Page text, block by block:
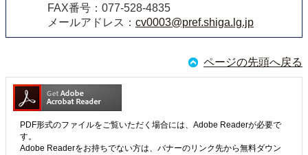
FAX番号：077-528-4835
メールアドレス： cv0003@pref.shiga.lg.jp
ページの先頭へ戻る
PDF形式のファイルをご覧いただく場合には、Adobe Readerが必要で
す。
Adobe Readerをお持ちでない方は、バナーのリンク先から無料ダウン